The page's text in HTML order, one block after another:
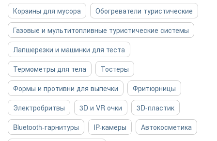
Корзины для мусора
Обогреватели туристические
Газовые и мультитопливные туристические системы
Лапшерезки и машинки для теста
Термометры для тела
Тостеры
Формы и противни для выпечки
Фритюрницы
Электробритвы
3D и VR очки
3D-пластик
Bluetooth-гарнитуры
IP-камеры
Автокосметика